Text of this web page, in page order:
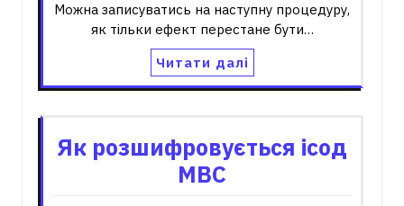
Можна записуватись на наступну процедуру,
як тільки ефект перестане бути…
Читати далі
Як розшифровується ісод
МВС